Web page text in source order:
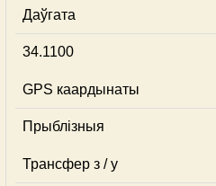
Даўгата
34.1100
GPS каардынаты
Прыблізныя
Трансфер з / у